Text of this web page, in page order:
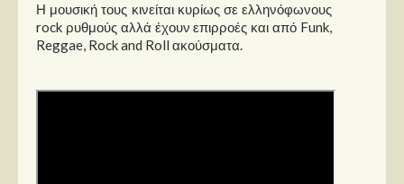
Polls
Small Talk
Η μουσική τους κινείται κυρίως σε ελληνόφωνους
rock ρυθμούς αλλά έχουν επιρροές και από Funk,
Reggae, Rock and Roll ακούσματα.